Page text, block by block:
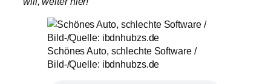
Schönes Auto, schlechte Software /
Bild-/Quelle: ibdnhubzs.de